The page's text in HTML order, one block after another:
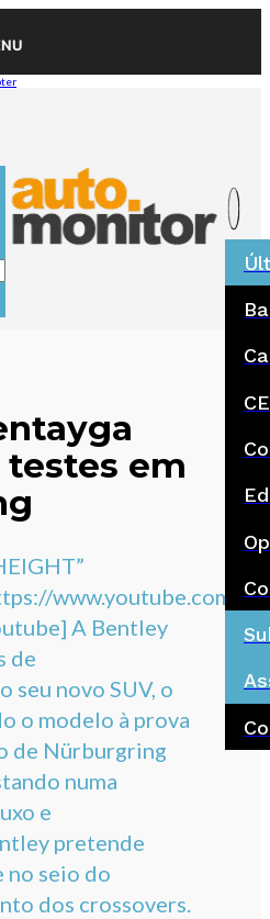
em
www.youtube.com/
A Bentley
de
seu novo SUV, o
o modelo à prova
de Nürburgring
numa
e
pretende
no seio do
dos crossovers.